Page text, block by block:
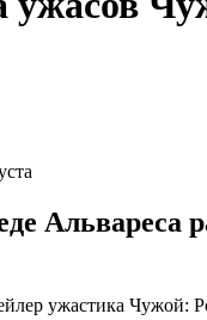
Альвареса
ужастика Чужой: